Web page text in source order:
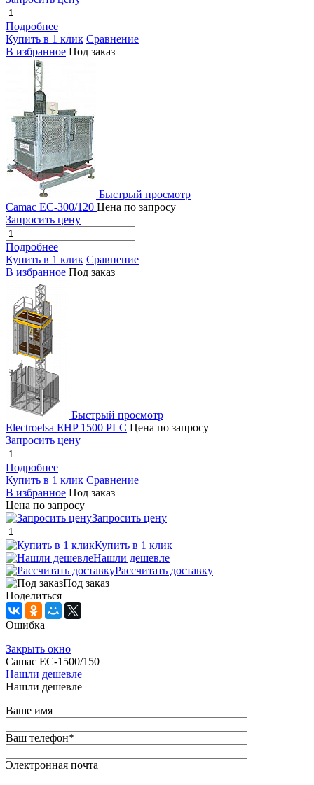
Подробнее
Купить в 1 клик Сравнение
В избранное Под заказ
Быстрый просмотр
Camac EC-300/120 Цена по запросу
Запросить цену
Подробнее
Купить в 1 клик Сравнение
В избранное Под заказ
Быстрый просмотр
Electroelsa EHP 1500 PLC Цена по запросу
Запросить цену
Подробнее
Купить в 1 клик Сравнение
В избранное Под заказ
Цена по запросу
Запросить цену
Купить в 1 клик
Нашли дешевле
Рассчитать доставку
Под заказ
Поделиться
Ошибка
Закрыть окно
Camac EC-1500/150
Нашли дешевле
Нашли дешевле
Ваше имя
Ваш телефон*
Электронная почта